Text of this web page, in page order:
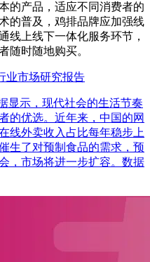
的产品，适应不同消费者的
的普及，鸡排品牌应加强线
线上线下一体化服务环节，
随时随地购买。
业市场研究报告
显示，现代社会的生活节奏
的优选。近年来，中国的网
线外卖收入占比每年稳步上
生了对预制食品的需求，预
，市场将进一步扩容。数据